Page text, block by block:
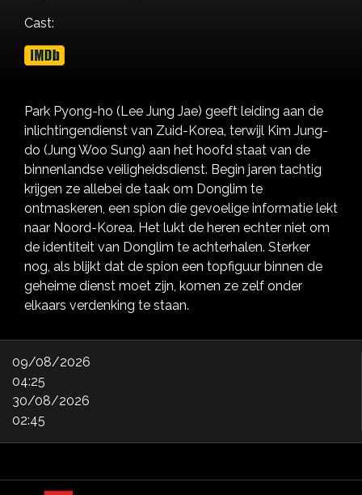
Cast:
Park Pyong-ho (Lee Jung Jae) geeft leiding aan de
inlichtingendienst van Zuid-Korea, terwijl Kim Jung-
do (Jung Woo Sung) aan het hoofd staat van de
binnenlandse veiligheidsdienst. Begin jaren tachtig
krijgen ze allebei de taak om Donglim te
ontmaskeren, een spion die gevoelige informatie lekt
naar Noord-Korea. Het lukt de heren echter niet om
de identiteit van Donglim te achterhalen. Sterker
nog, als blijkt dat de spion een topfiguur binnen de
geheime dienst moet zijn, komen ze zelf onder
elkaars verdenking te staan.
09/08/2026
04:25
30/08/2026
02:45